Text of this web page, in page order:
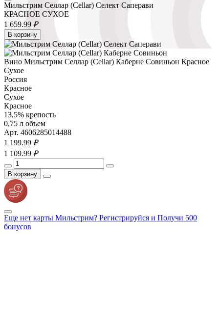
Мильстрим Селлар (Cellar) Селект Саперави
КРАСНОЕ СУХОЕ
1 659.99 ₽
В корзину
Вино Мильстрим Селлар (Cellar) Каберне Совиньон Красное
Сухое
Россия
Красное
Сухое
Красное
13,5% крепость
0,75 л объем
Арт. 4606285014488
1 199.99 ₽
1 109.99 ₽
В корзину
Еще нет карты Мильстрим? Регистрируйся и Получи 500
бонусов